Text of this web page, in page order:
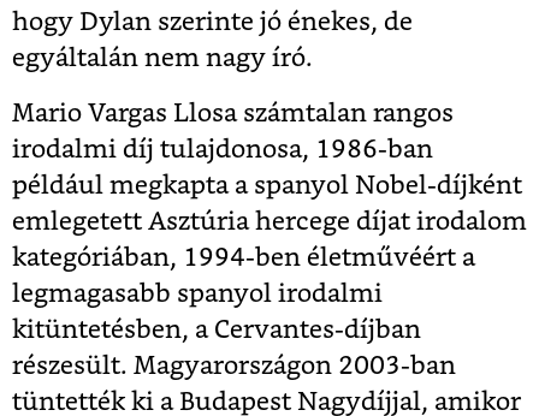
hogy Dylan szerinte jó énekes, de
egyáltalán nem nagy író.
Mario Vargas Llosa számtalan rangos
irodalmi díj tulajdonosa, 1986-ban
például megkapta a spanyol Nobel-díjként
emlegetett Asztúria hercege díjat irodalom
kategóriában, 1994-ben életművéért a
legmagasabb spanyol irodalmi
kitüntetésben, a Cervantes-díjban
részesült. Magyarországon 2003-ban
tüntették ki a Budapest Nagydíjjal, amikor